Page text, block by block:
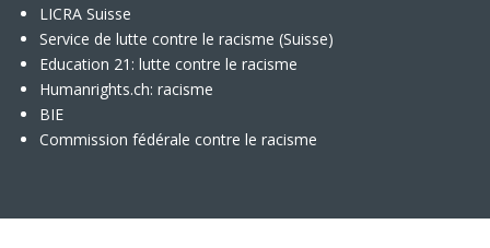
LICRA Suisse
Service de lutte contre le racisme (Suisse)
Education 21: lutte contre le racisme
Humanrights.ch: racisme
BIE
Commission fédérale contre le racisme